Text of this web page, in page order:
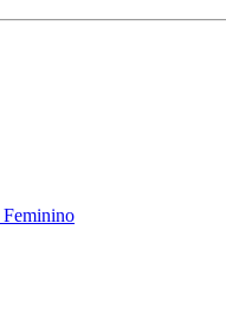
Feminino